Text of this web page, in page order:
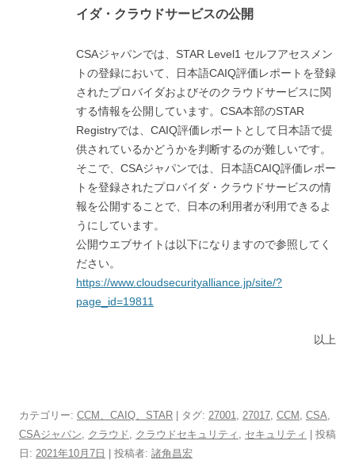
イダ・クラウドサービスの公開
CSAジャパンでは、STAR Level1 セルフアセスメン
トの登録において、日本語CAIQ評価レポートを登録
されたプロバイダおよびそのクラウドサービスに関
する情報を公開しています。CSA本部のSTAR
Registryでは、CAIQ評価レポートとして日本語で提
供されているかどうかを判断するのが難しいです。
そこで、CSAジャパンでは、日本語CAIQ評価レポー
トを登録されたプロバイダ・クラウドサービスの情
報を公開することで、日本の利用者が利用できるよ
うにしています。
公開ウエブサイトは以下になりますので参照してく
ださい。
https://www.cloudsecurityalliance.jp/site/?
page_id=19811
以上
カテゴリー: CCM、CAIQ、STAR | タグ: 27001 27017 CCM CSA
CSAジャパン
クラウド クラウドセキュリティ セキュリティ
| 投稿
日: 2021年10月7日 投稿者: 諸角昌宏